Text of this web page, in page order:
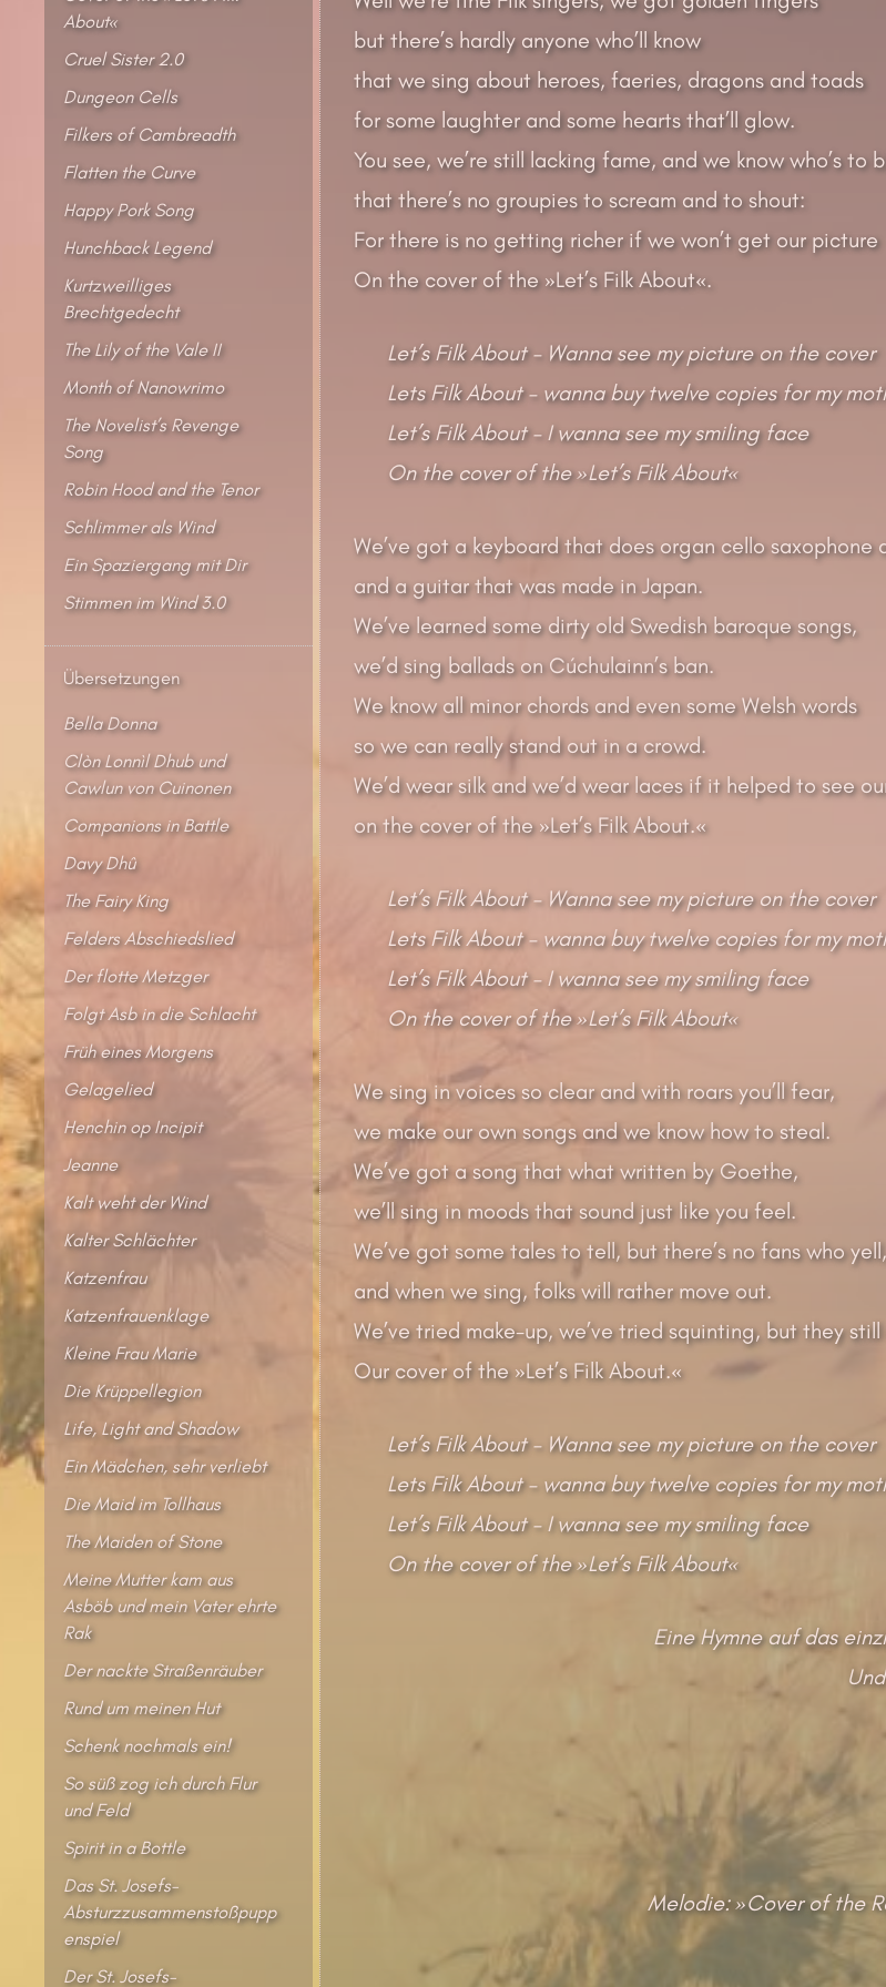
but there’s hardly anyone who’ll know
that we sing about heroes, faeries, dragons and toads
for some laughter and some hearts that’ll glow.
You see, we’re still lacking fame, and we know who’s to
that there’s no groupies to scream and to shout:
For there is no getting richer if we won’t get our picture
On the cover of the »Let’s Filk About«.
Let’s Filk About – Wanna see my picture on the cover
Lets Filk About – wanna buy twelve copies for my
Let’s Filk About – I wanna see my smiling face
On the cover of the »Let’s Filk About«
We’ve got a keyboard that does organ cello saxophone
and a guitar that was made in Japan.
We’ve learned some dirty old Swedish baroque songs,
we’d sing ballads on Cúchulainn’s ban.
We know all minor chords and even some Welsh words
so we can really stand out in a crowd.
We’d wear silk and we’d wear laces if it helped to see
on the cover of the »Let’s Filk About.«
Let’s Filk About – Wanna see my picture on the cover
Lets Filk About – wanna buy twelve copies for my
Let’s Filk About – I wanna see my smiling face
On the cover of the »Let’s Filk About«
We sing in voices so clear and with roars you’ll fear,
we make our own songs and we know how to steal.
We’ve got a song that what written by Goethe,
we’ll sing in moods that sound just like you feel.
We’ve got some tales to tell, but there’s no fans who yell,
and when we sing, folks will rather move out.
We’ve tried make-up, we’ve tried squinting, but they
Our cover of the »Let’s Filk About.«
Let’s Filk About – Wanna see my picture on the cover
Lets Filk About – wanna buy twelve copies for my
Let’s Filk About – I wanna see my smiling face
On the cover of the »Let’s Filk About«
Eine Hymne auf das
Melodie: »Cover of the
About«
Cruel Sister 2.0
Dungeon Cells
Filkers of Cambreadth
Flatten the Curve
Happy Pork Song
Hunchback Legend
Kurtzweilliges
Brechtgedecht
The Lily of the Vale II
Month of Nanowrimo
The Novelist’s Revenge
Song
Robin Hood and the Tenor
Schlimmer als Wind
Ein Spaziergang mit Dir
Stimmen im Wind 3.0
Übersetzungen
Bella Donna
Clòn Lonnìl Dhub und
Cawlun von Cuinonen
Companions in Battle
Davy Dhû
The Fairy King
Felders Abschiedslied
Der flotte Metzger
Folgt Asb in die Schlacht
Früh eines Morgens
Gelagelied
Henchin op Incipit
Jeanne
Kalt weht der Wind
Kalter Schlächter
Katzenfrau
Katzenfrauenklage
Kleine Frau Marie
Die Krüppellegion
Life, Light and Shadow
Ein Mädchen, sehr verliebt
Die Maid im Tollhaus
The Maiden of Stone
Meine Mutter kam aus
Asböb und mein Vater ehrte
Rak
Der nackte Straßenräuber
Rund um meinen Hut
Schenk nochmals ein!
So süß zog ich durch Flur
und Feld
Spirit in a Bottle
Das St. Josefs-
Absturzzusammenstoßpupp
enspiel
Der St. Josefs-